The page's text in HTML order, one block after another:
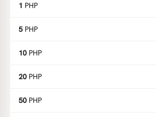
1 PHP
5 PHP
10 PHP
20 PHP
50 PHP